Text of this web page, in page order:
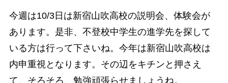
今週は10/3日は新宿山吹高校の説明会、体験会が
あります。是非、不登校中学生の進学先を探して
いる方は行って下さいね。今年は新宿山吹高校は
内申重視となります。その辺をキチンと押さえ
て、そろそろ、勉強頑張らせましょうね。